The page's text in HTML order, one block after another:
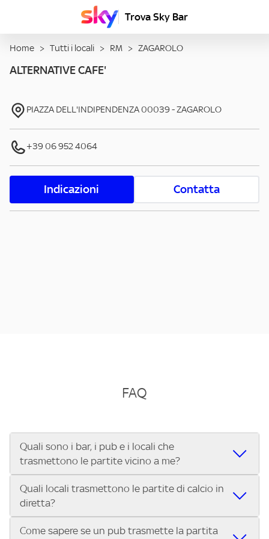
Trova Sky Bar
Home > Tutti i locali > RM > ZAGAROLO
ALTERNATIVE CAFE'
PIAZZA DELL'INDIPENDENZA 00039 -ZAGAROLO
+39 06 952 4064
Indicazioni Contatta
FAQ
Quali sono i bar, i pub e i locali che
trasmettono le partite vicino a me?
Se cerchi un bar, pub, ristorante o locale vicino a te per
vedere le partite di Serie A ENILIVE, la Serie C Sky Wifi, la
UEFA Champions League, la UEFA Europa League, la UEFA
Conference League, il Tennis, la Formula 1®, la MotoGP™ e
Quali locali trasmettono le partite di calcio in
diretta?
Vuoi sapere quali bar, pub o ristoranti mostrano le partite
Come sapere se un pub trasmette la partita